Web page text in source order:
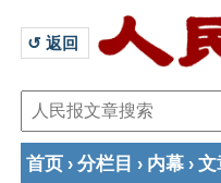
↺ 返回
首页 › 分栏目 › 内幕 › 文